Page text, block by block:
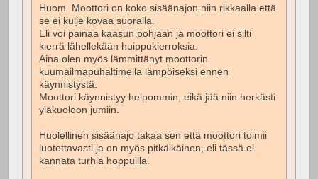
Huom. Moottori on koko sisäänajon niin rikkaalla että
se ei kulje kovaa suoralla.
Eli voi painaa kaasun pohjaan ja moottori ei silti
kierrä lähellekään huippukierroksia.
Aina olen myös lämmittänyt moottorin
kuumailmapuhaltimella lämpöiseksi ennen
käynnistystä.
Moottori käynnistyy helpommin, eikä jää niin herkästi
yläkuoloon jumiin.
Huolellinen sisäänajo takaa sen että moottori toimii
luotettavasti ja on myös pitkäikäinen, eli tässä ei
kannata turhia hoppuilla.